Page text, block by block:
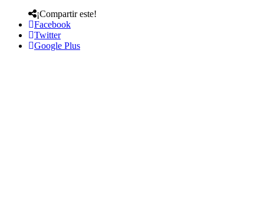
¡Compartir este!
Facebook
Twitter
Google Plus